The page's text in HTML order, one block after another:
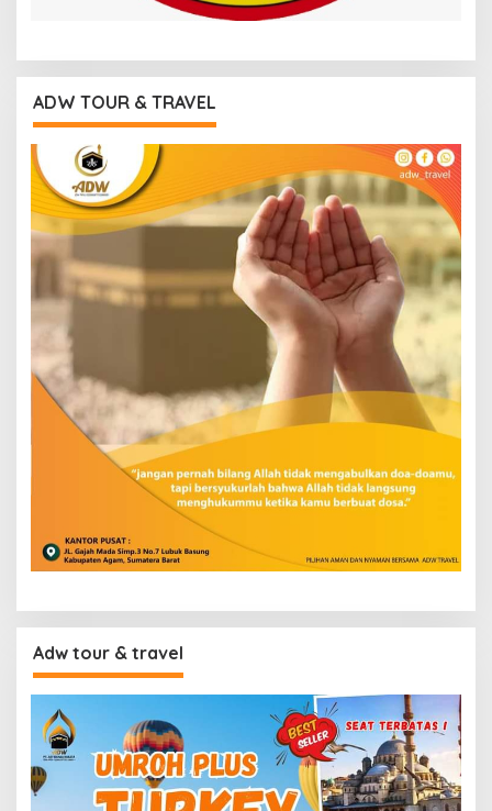
ADW TOUR & TRAVEL
Adw tour & travel